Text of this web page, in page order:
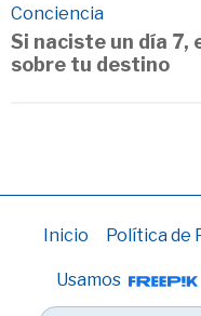
Conciencia
Si naciste un día 7,
sobre tu destino
Inicio Política de
Usamos